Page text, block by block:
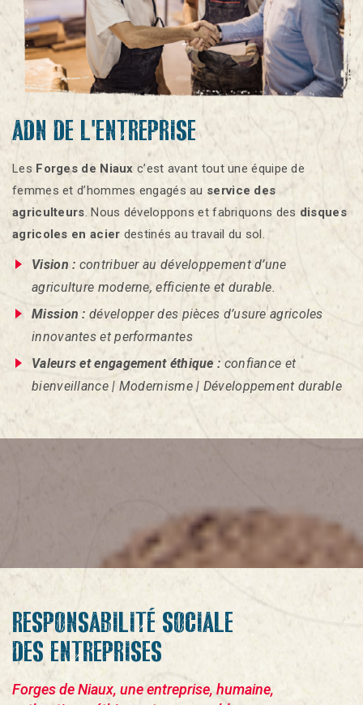
ADN DE L'ENTREPRISE
Les Forges de Niaux c’est avant tout une équipe de
femmes et d’hommes engagés au service des
agriculteurs. Nous développons et fabriquons des disques
agricoles en acier destinés au travail du sol.
Vision : contribuer au développement d’une
agriculture moderne, efficiente et durable.
Mission : développer des pièces d’usure agricoles
innovantes et performantes
Valeurs et engagement éthique : confiance et
bienveillance | Modernisme | Développement durable
RESPONSABILITÉ SOCIALE
DES ENTREPRISES
Forges de Niaux, une entreprise, humaine,